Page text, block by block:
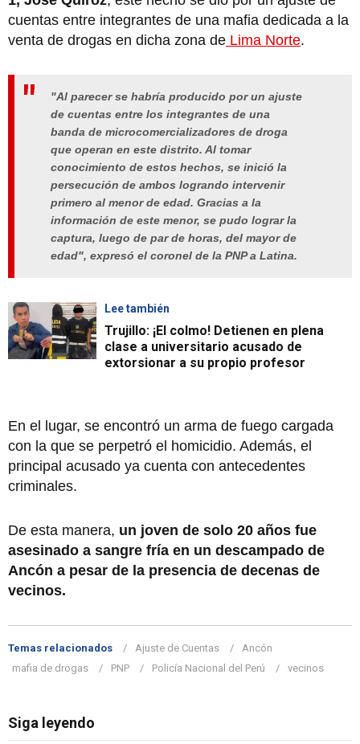
cuentas entre integrantes de una mafia dedicada a la
venta de drogas en dicha zona de Lima Norte.
"Al parecer se habría producido por un ajuste
de cuentas entre los integrantes de una
banda de microcomercializadores de droga
que operan en este distrito. Al tomar
conocimiento de estos hechos, se inició la
persecución de ambos logrando intervenir
primero al menor de edad. Gracias a la
información de este menor, se pudo lograr la
captura, luego de par de horas, del mayor de
edad", expresó el coronel de la PNP a Latina.
Lee también
Trujillo: ¡El colmo! Detienen en plena
clase a universitario acusado de
extorsionar a su propio profesor
En el lugar, se encontró un arma de fuego cargada
con la que se perpetró el homicidio. Además, el
principal acusado ya cuenta con antecedentes
criminales.
De esta manera, un joven de solo 20 años fue
asesinado a sangre fría en un descampado de
Ancón a pesar de la presencia de decenas de
vecinos.
Temas relacionados Ajuste de Cuentas
Ancón
mafia de drogas
PNP Policía Nacional del Perú vecinos
Siga leyendo